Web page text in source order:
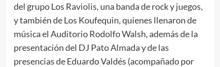
del grupo Los Raviolis, una banda de rock y juegos,
y también de Los Koufequin, quienes llenaron de
música el Auditorio Rodolfo Walsh, además de la
presentación del DJ Pato Almada y de las
presencias de Eduardo Valdés (acompañado por